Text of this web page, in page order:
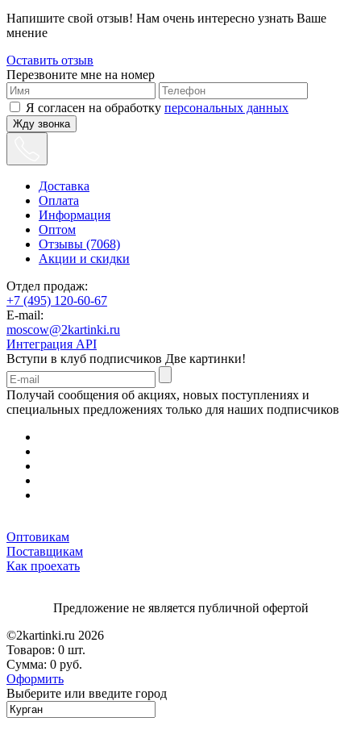
Напишите свой отзыв! Нам очень интересно узнать Ваше
мнение
Оставить отзыв
Перезвоните мне на номер
Я согласен на обработку персональных данных
Жду звонка
Доставка
Оплата
Информация
Оптом
Отзывы (7068)
Акции и скидки
Отдел продаж:
+7 (495) 120-60-67
E-mail:
moscow@2kartinki.ru
Интеграция API
Вступи в клуб подписчиков Две картинки!
Получай сообщения об акциях, новых поступлениях и
специальных предложениях только для наших подписчиков
Оптовикам
Поставщикам
Как проехать
Предложение не является публичной офертой
©2kartinki.ru 2026
Товаров: 0 шт.
Сумма: 0 руб.
Оформить
Выберите или введите город